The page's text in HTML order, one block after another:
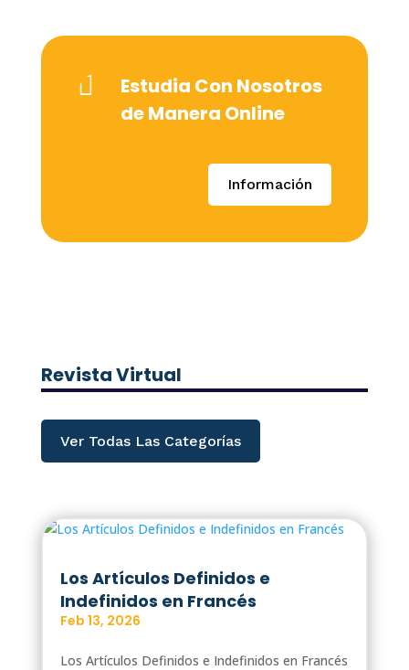

Estudia Con Nosotros
de Manera Online
Información
Revista Virtual
Ver Todas Las Categorías
Los Artículos Definidos e
Indefinidos en Francés
Feb 13, 2026
Los Artículos Definidos e Indefinidos en Francés